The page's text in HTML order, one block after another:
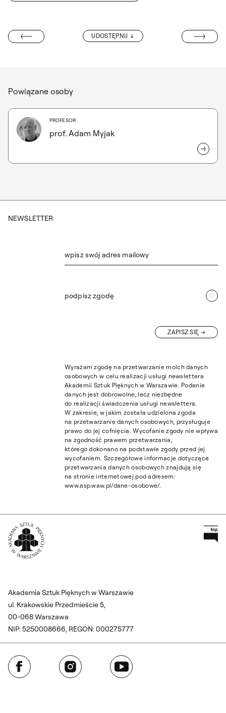
UDOSTĘPNIJ “SYSTEM
Powiązane osoby
PROFESOR
prof. Adam Myjak
NEWSLETTER
wpisz swój adres mailowy
podpisz zgodę
ZAPISZ SIĘ
Wyrażam zgodę na przetwarzanie moich danych
osobowych w celu realizacji usługi newslettera
Akademii Sztuk Pięknych w Warszawie. Podanie
danych jest dobrowolne, lecz niezbędne
do realizacji świadczenia usługi newslettera.
W zakresie, w jakim została udzielona zgoda
na przetwarzanie danych osobowych, przysługuje
prawo do jej cofnięcia. Wycofanie zgody nie wpływa
na zgodność prawem przetwarzania,
którego dokonano na podstawie zgody przed jej
wycofaniem. Szczegółowe informacje dotyczące
przetwarzania danych osobowych znajdują się
na stronie internetowej pod adresem:
www.asp.waw.pl/dane-osobowe/.
Akademia Sztuk Pięknych w Warszawie
ul. Krakowskie Przedmieście 5,
00-068 Warszawa
NIP: 5250008666, REGON: 000275777
Facebook Instagram YouTube